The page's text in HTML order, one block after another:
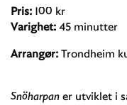
Pris: 100 kr
Varighet: 45 minutter
Arrangør: Trondheim
Snöharpan er utviklet i